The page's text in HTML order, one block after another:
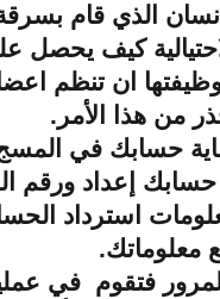
الذي قام
كيف
ان تنظم
من هذا الأمر.
حسابك في
إعداد ورقم
استرداد
معلوماتك.
فتقوم في